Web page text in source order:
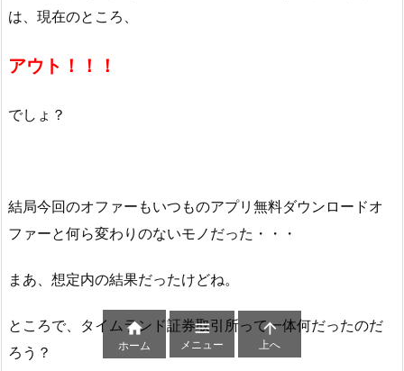
は、現在のところ、
アウト！！！
でしょ？
結局今回のオファーもいつものアプリ無料ダウンロードオ
ファーと何ら変わりのないモノだった・・・
まあ、想定内の結果だったけどね。
ところで、タイムランド証券取引所って一体何だったのだ
ろう？

ホーム

メニュー

上へ